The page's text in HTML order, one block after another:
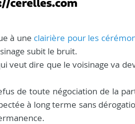
à une clairière pour les
subit le bruit.
veut dire que le voisinage va
de toute négociation de la
à long terme sans